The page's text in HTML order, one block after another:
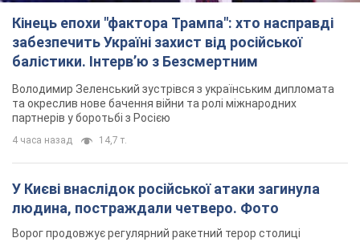
Кінець епохи "фактора Трампа": хто насправді
забезпечить Україні захист від російської
балістики. Інтерв’ю з Безсмертним
Володимир Зеленський зустрівся з українським дипломата
та окреслив нове бачення війни та ролі міжнародних
партнерів у боротьбі з Росією
4 часа назад 14,7 т.
У Києві внаслідок російської атаки загинула
людина, постраждали четверо. Фото
Ворог продовжує регулярний ракетний терор столиці